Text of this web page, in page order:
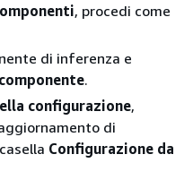
, procedi come
di inferenza e
.
configurazione,
di
Configurazione da